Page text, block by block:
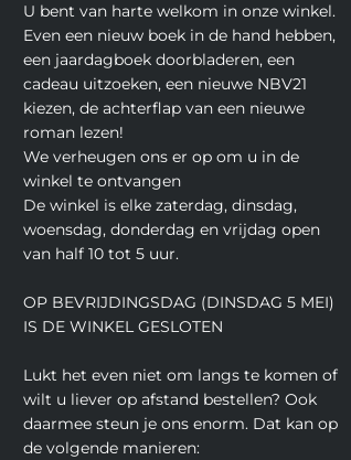
U bent van harte welkom in onze winkel.
Even een nieuw boek in de hand hebben,
een jaardagboek doorbladeren, een
cadeau uitzoeken, een nieuwe NBV21
kiezen, de achterflap van een nieuwe
roman lezen!
We verheugen ons er op om u in de
winkel te ontvangen
De winkel is elke zaterdag, dinsdag,
woensdag, donderdag en vrijdag open
van half 10 tot 5 uur.
OP BEVRIJDINGSDAG (DINSDAG 5 MEI)
IS DE WINKEL GESLOTEN
Lukt het even niet om langs te komen of
wilt u liever op afstand bestellen? Ook
daarmee steun je ons enorm. Dat kan op
de volgende manieren: